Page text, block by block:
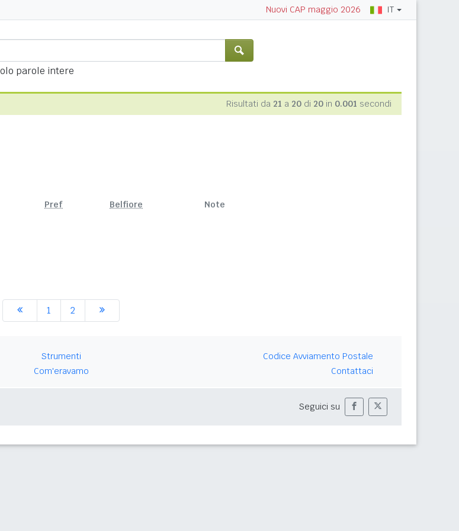
Nuovi CAP maggio 2026 IT
parole intere
Risultati da 21 a 20 di 20 in 0.001 secondi
Pref Belfiore Note
1 2
Strumenti
Com'eravamo
Codice Avviamento Postale
Contattaci
Seguici su